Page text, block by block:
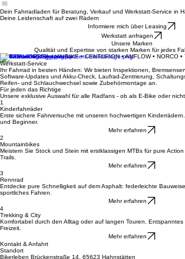
HomeDatenschutzerklärungAGB ImpressumKontaktWerkstattAmflow
Dein Fahrradladen für Beratung, Verkauf und Werkstatt-Service in
Informiere mich über Leasing
Werkstatt anfragen
Qualität und Expertise von starken Marken für jedes
MERIDA • ORBEA • HAIBIKE • CENTURION • AMFLOW • NORCO
Werkstatt-Service
Ihr Fahrrad in besten Händen: Wir bieten Inspektionen,
Software-Updates und Akku-Check, Laufrad-Zentrierung,
Reifen- und Schlauchwechsel sowie Zubehörmontage an.
Für jeden das Richtige
Unsere exklusive Auswahl für alle Radfans - ob als E-Bike oder nicht
1
Erste sichere Fahrversuche mit unseren hochwertigen
und Beginner.
Mehr erfahren
2
Meistern Sie Stock und Stein mit erstklassigen MTBs für pure
Trails.
Mehr erfahren
3
Entdecke pure Schnelligkeit auf dem Asphalt: federleichte
sportliches Fahren.
Mehr erfahren
4
Komfortabel durch den Alltag oder auf langen Touren. Entspanntes
Freizeit.
Mehr erfahren